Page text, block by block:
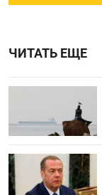
ЧИТАТЬ ЕЩЕ